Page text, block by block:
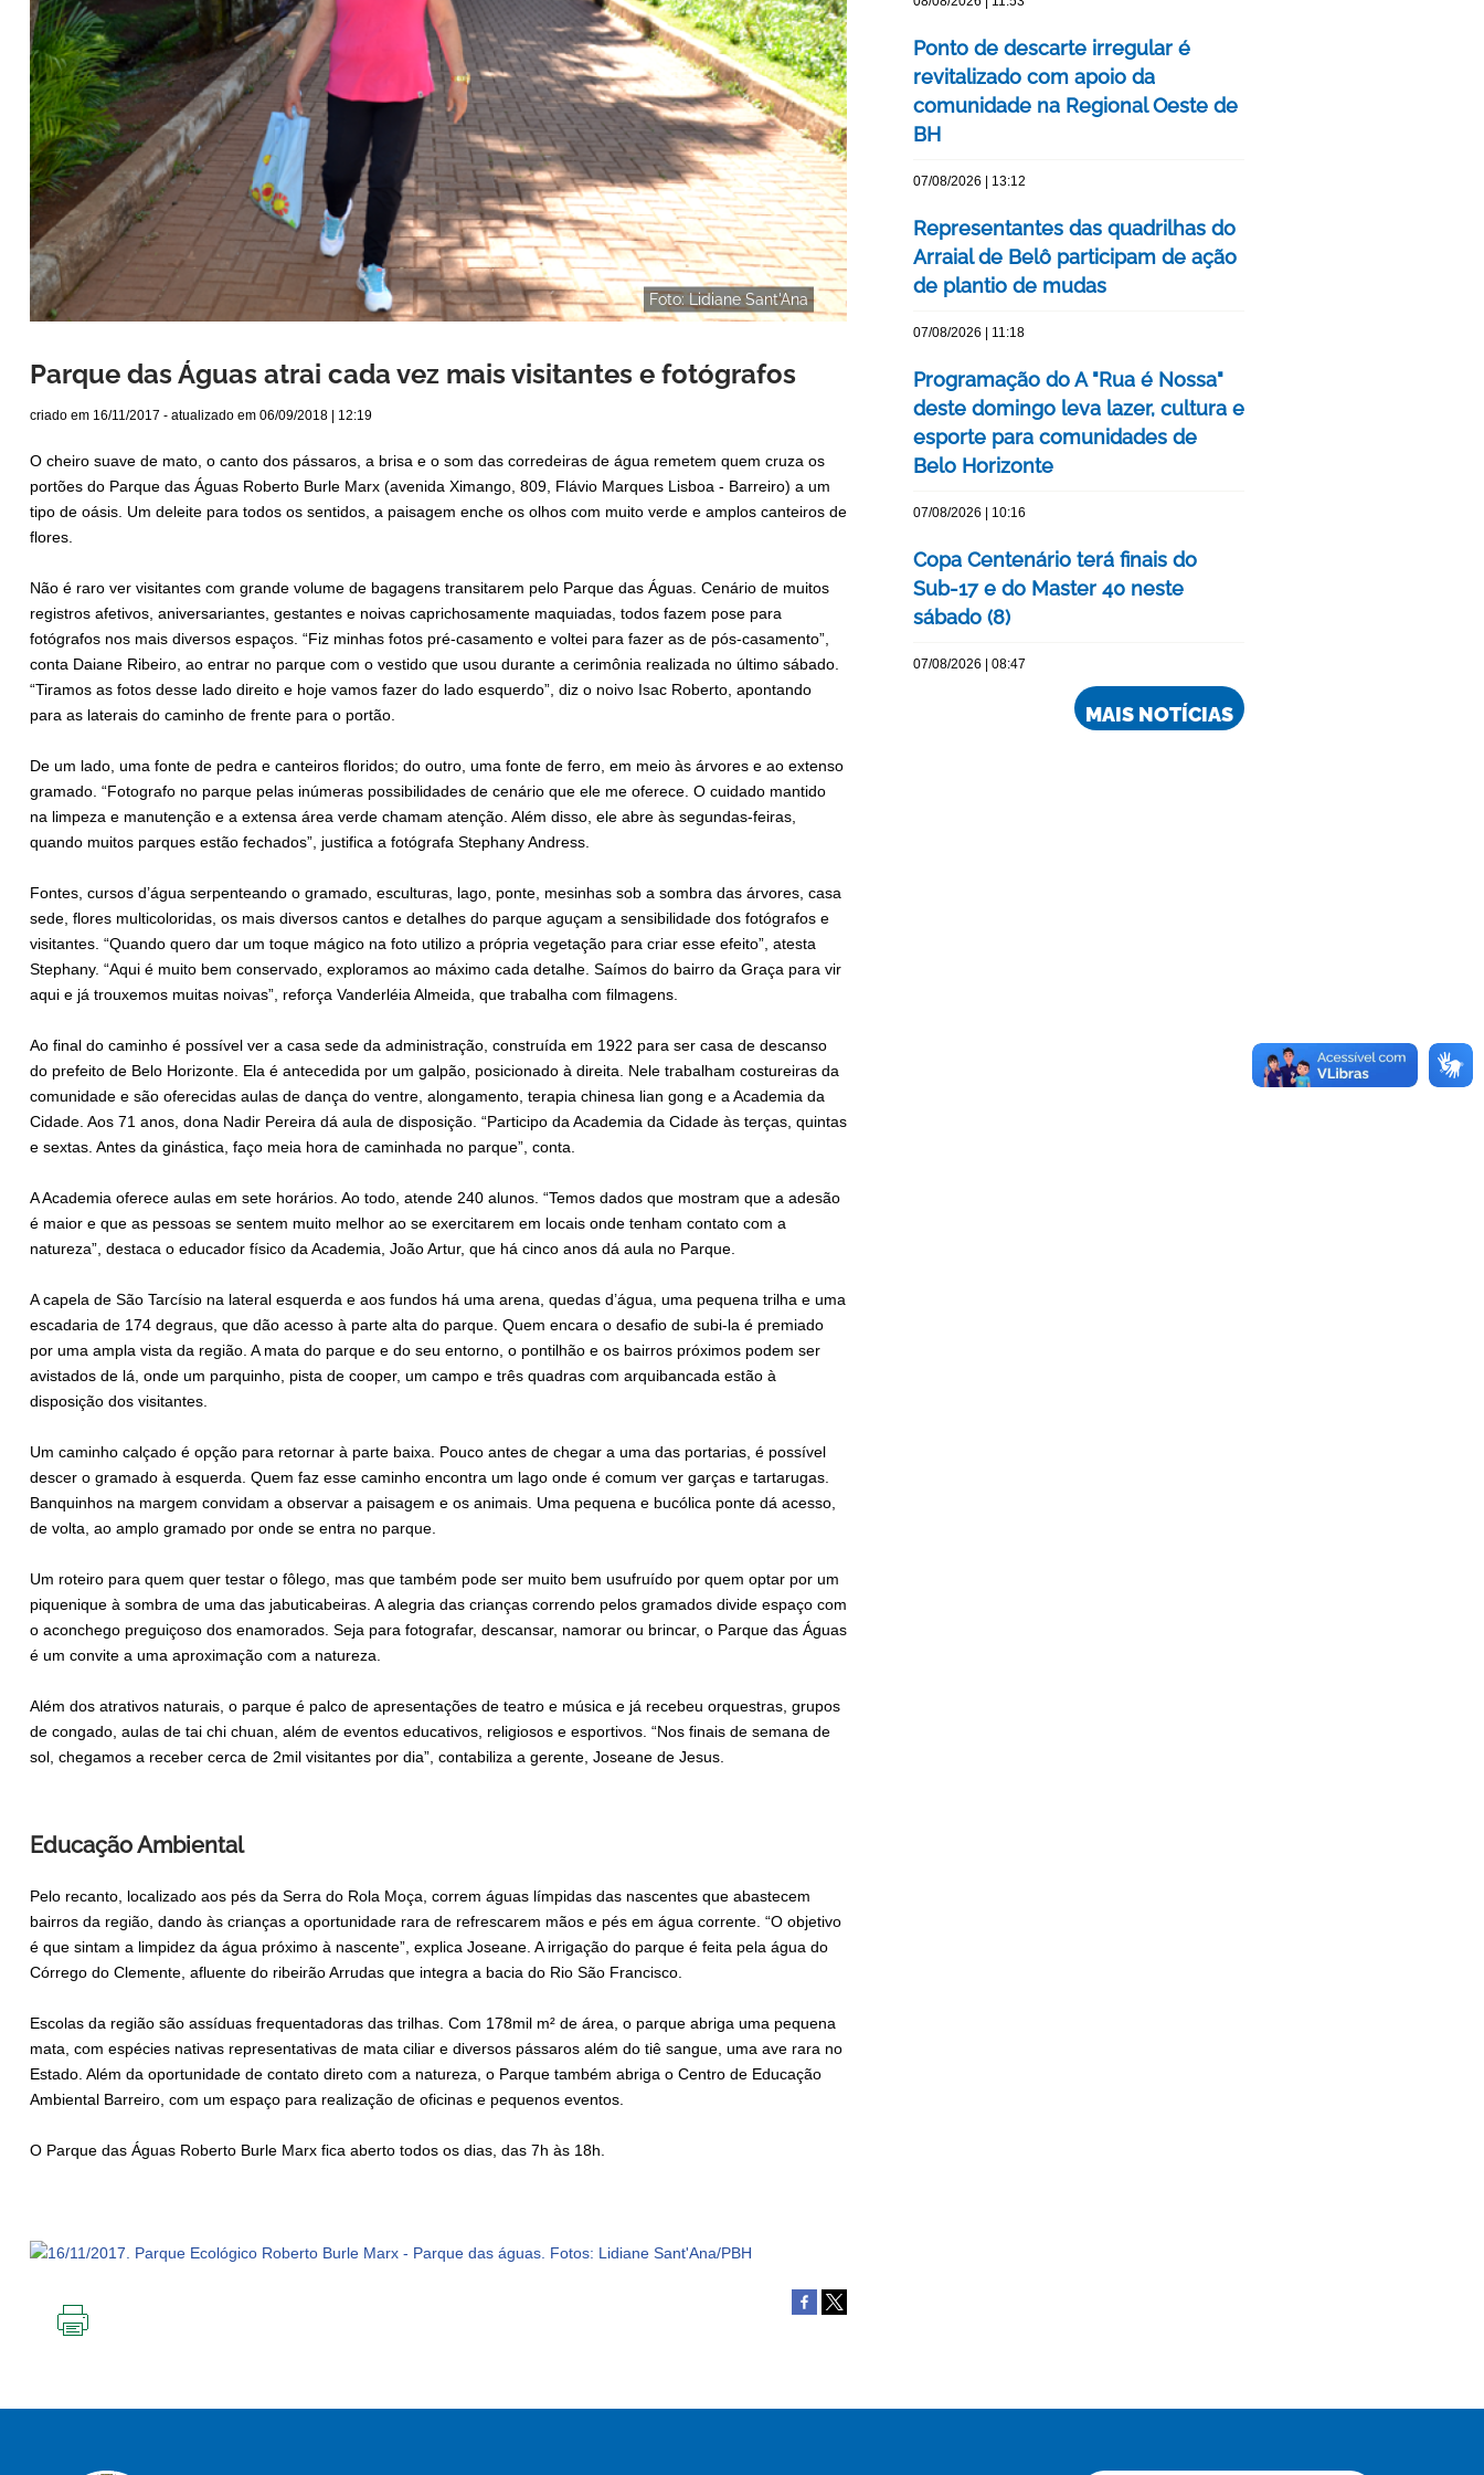
Foto: Lidiane Sant'Ana
Parque das Águas atrai cada vez mais visitantes e fotógrafos
criado em 16/11/2017 - atualizado em 06/09/2018 | 12:19
O cheiro suave de mato, o canto dos pássaros, a brisa e o som das corredeiras de água remetem quem cruza os
portões do Parque das Águas Roberto Burle Marx (avenida Ximango, 809, Flávio Marques Lisboa - Barreiro) a um
tipo de oásis. Um deleite para todos os sentidos, a paisagem enche os olhos com muito verde e amplos canteiros de
flores.
Não é raro ver visitantes com grande volume de bagagens transitarem pelo Parque das Águas. Cenário de muitos
registros afetivos, aniversariantes, gestantes e noivas caprichosamente maquiadas, todos fazem pose para
fotógrafos nos mais diversos espaços. “Fiz minhas fotos pré-casamento e voltei para fazer as de pós-casamento”,
conta Daiane Ribeiro, ao entrar no parque com o vestido que usou durante a cerimônia realizada no último sábado.
“Tiramos as fotos desse lado direito e hoje vamos fazer do lado esquerdo”, diz o noivo Isac Roberto, apontando
para as laterais do caminho de frente para o portão.
De um lado, uma fonte de pedra e canteiros floridos; do outro, uma fonte de ferro, em meio às árvores e ao extenso
gramado. “Fotografo no parque pelas inúmeras possibilidades de cenário que ele me oferece. O cuidado mantido
na limpeza e manutenção e a extensa área verde chamam atenção. Além disso, ele abre às segundas-feiras,
quando muitos parques estão fechados”, justifica a fotógrafa Stephany Andress.
Fontes, cursos d’água serpenteando o gramado, esculturas, lago, ponte, mesinhas sob a sombra das árvores, casa
sede, flores multicoloridas, os mais diversos cantos e detalhes do parque aguçam a sensibilidade dos fotógrafos e
visitantes. “Quando quero dar um toque mágico na foto utilizo a própria vegetação para criar esse efeito”, atesta
Stephany. “Aqui é muito bem conservado, exploramos ao máximo cada detalhe. Saímos do bairro da Graça para vir
aqui e já trouxemos muitas noivas”, reforça Vanderléia Almeida, que trabalha com filmagens.
Ao final do caminho é possível ver a casa sede da administração, construída em 1922 para ser casa de descanso
do prefeito de Belo Horizonte. Ela é antecedida por um galpão, posicionado à direita. Nele trabalham costureiras da
comunidade e são oferecidas aulas de dança do ventre, alongamento, terapia chinesa lian gong e a Academia da
Cidade. Aos 71 anos, dona Nadir Pereira dá aula de disposição. “Participo da Academia da Cidade às terças, quintas
e sextas. Antes da ginástica, faço meia hora de caminhada no parque”, conta.
A Academia oferece aulas em sete horários. Ao todo, atende 240 alunos. “Temos dados que mostram que a adesão
é maior e que as pessoas se sentem muito melhor ao se exercitarem em locais onde tenham contato com a
natureza”, destaca o educador físico da Academia, João Artur, que há cinco anos dá aula no Parque.
A capela de São Tarcísio na lateral esquerda e aos fundos há uma arena, quedas d’água, uma pequena trilha e uma
escadaria de 174 degraus, que dão acesso à parte alta do parque. Quem encara o desafio de subi-la é premiado
por uma ampla vista da região. A mata do parque e do seu entorno, o pontilhão e os bairros próximos podem ser
avistados de lá, onde um parquinho, pista de cooper, um campo e três quadras com arquibancada estão à
disposição dos visitantes.
Um caminho calçado é opção para retornar à parte baixa. Pouco antes de chegar a uma das portarias, é possível
descer o gramado à esquerda. Quem faz esse caminho encontra um lago onde é comum ver garças e tartarugas.
Banquinhos na margem convidam a observar a paisagem e os animais. Uma pequena e bucólica ponte dá acesso,
de volta, ao amplo gramado por onde se entra no parque.
Um roteiro para quem quer testar o fôlego, mas que também pode ser muito bem usufruído por quem optar por um
piquenique à sombra de uma das jabuticabeiras. A alegria das crianças correndo pelos gramados divide espaço com
o aconchego preguiçoso dos enamorados. Seja para fotografar, descansar, namorar ou brincar, o Parque das Águas
é um convite a uma aproximação com a natureza.
Além dos atrativos naturais, o parque é palco de apresentações de teatro e música e já recebeu orquestras, grupos
de congado, aulas de tai chi chuan, além de eventos educativos, religiosos e esportivos. “Nos finais de semana de
sol, chegamos a receber cerca de 2mil visitantes por dia”, contabiliza a gerente, Joseane de Jesus.
Educação Ambiental
Pelo recanto, localizado aos pés da Serra do Rola Moça, correm águas límpidas das nascentes que abastecem
bairros da região, dando às crianças a oportunidade rara de refrescarem mãos e pés em água corrente. “O objetivo
é que sintam a limpidez da água próximo à nascente”, explica Joseane. A irrigação do parque é feita pela água do
Córrego do Clemente, afluente do ribeirão Arrudas que integra a bacia do Rio São Francisco.
Escolas da região são assíduas frequentadoras das trilhas. Com 178mil m² de área, o parque abriga uma pequena
mata, com espécies nativas representativas de mata ciliar e diversos pássaros além do tiê sangue, uma ave rara no
Estado. Além da oportunidade de contato direto com a natureza, o Parque também abriga o Centro de Educação
Ambiental Barreiro, com um espaço para realização de oficinas e pequenos eventos.
O Parque das Águas Roberto Burle Marx fica aberto todos os dias, das 7h às 18h.
Ponto de descarte irregular é
revitalizado com apoio da
comunidade na Regional Oeste de
BH
07/08/2026 | 13:12
Representantes das quadrilhas do
Arraial de Belô participam de ação
de plantio de mudas
07/08/2026 | 11:18
Programação do A "Rua é Nossa"
deste domingo leva lazer, cultura e
esporte para comunidades de
Belo Horizonte
07/08/2026 | 10:16
Copa Centenário terá finais do
Sub-17 e do Master 40 neste
sábado (8)
07/08/2026 | 08:47
MAIS NOTÍCIAS